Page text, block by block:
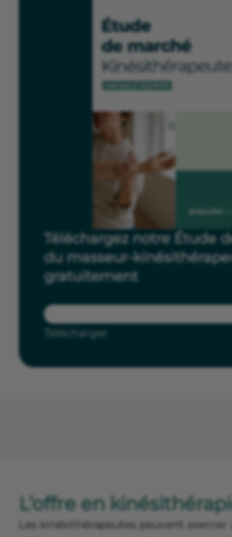
Téléchargez notre Étude
du masseur-
gratuitement
Télécharger
L’offre en
Les kinésithérapeutes peuvent exercer